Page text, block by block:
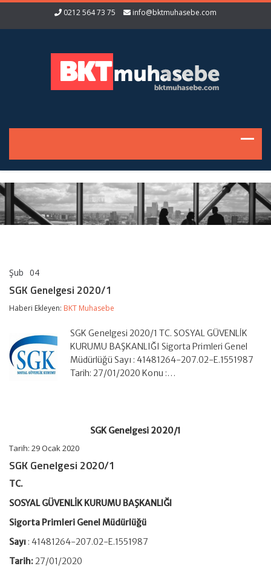
0212 564 73 75 info@bktmuhasebe.com
Şub 04
2020/1
SGK Genelgesi 2020/1
Haberi Ekleyen: BKT Muhasebe
SGK Genelgesi 2020/1 TC. SOSYAL GÜVENLİK
KURUMU BAŞKANLIĞI Sigorta Primleri Genel
Müdürlüğü Sayı : 41481264-207.02-E.1551987
Tarih: 27/01/2020 Konu :…
SGK Genelgesi 2020/1
Tarih: 29 Ocak 2020
SGK Genelgesi 2020/1
TC.
SOSYAL GÜVENLİK KURUMU BAŞKANLIĞI
Sigorta Primleri Genel Müdürlüğü
Sayı : 41481264-207.02-E.1551987
Tarih:27/01/2020